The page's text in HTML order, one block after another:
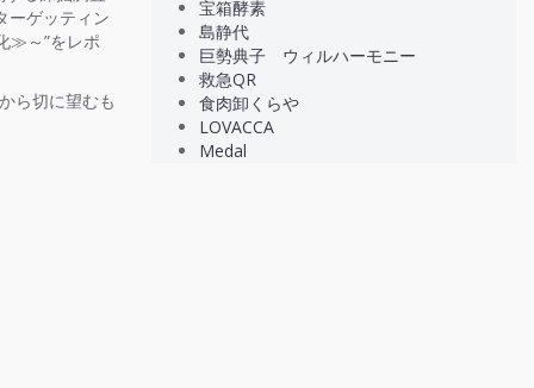
ーゲッティン
≫～”をレポ
ら切に望むも
宝箱酵素
島静代
巨勢典子 ウィルハーモニー
救急QR
食肉卸くらや
LOVACCA
Medal